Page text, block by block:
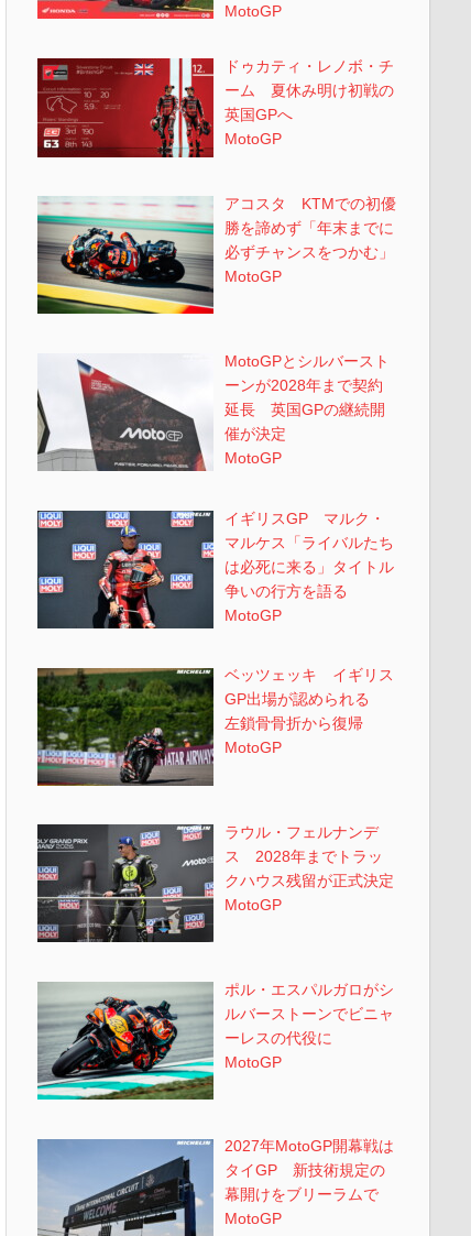
MotoGP
ドゥカティ・レノボ・チ
ーム 夏休み明け初戦の
英国GPへ
MotoGP
アコスタ KTMでの初優
勝を諦めず「年末までに
必ずチャンスをつかむ」
MotoGP
MotoGPとシルバースト
ーンが2028年まで契約
延長 英国GPの継続開
催が決定
MotoGP
イギリスGP マルク・
マルケス「ライバルたち
は必死に来る」タイトル
争いの行方を語る
MotoGP
ベッツェッキ イギリス
GP出場が認められる
左鎖骨骨折から復帰
MotoGP
ラウル・フェルナンデ
ス 2028年までトラッ
クハウス残留が正式決定
MotoGP
ポル・エスパルガロがシ
ルバーストーンでビニャ
ーレスの代役に
MotoGP
2027年MotoGP開幕戦は
タイGP 新技術規定の
幕開けをブリーラムで
MotoGP